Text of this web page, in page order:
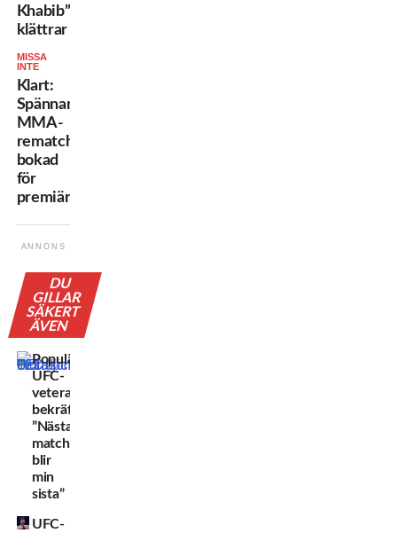
Khabib”
klättrar
MISSA
INTE
Klart:
Spännande
MMA-
rematch
bokad
för
premiärgalan
ANNONS
DU
GILLAR
SÄKERT
ÄVEN
Populära
UFC-
veteranen
bekräftar:
”Nästa
match
blir
min
sista”
UFC-